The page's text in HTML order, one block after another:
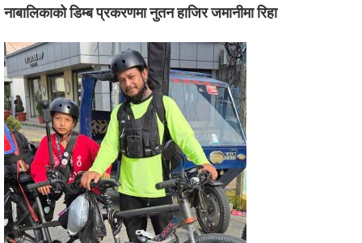
नाबालिकाको डिम्ब प्रकरणमा नुतन हाजिर जमानीमा रिहा